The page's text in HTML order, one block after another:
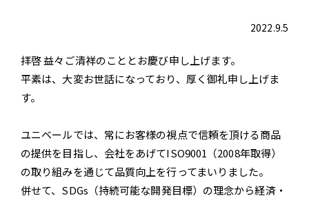
2022.9.5
拝啓 益々ご清祥のこととお慶び申し上げます。
平素は、大変お世話になっており、厚く御礼申し上げま
す。
ユニベールでは、 常にお客様の視点で信頼を頂ける商品
の提供を目指し、会社をあげてISO9001（2008年取得）
の取り組みを通じて品質向上を行ってまいりました。
併せて、SDGs（持続可能な開発目標）の理念から経済・